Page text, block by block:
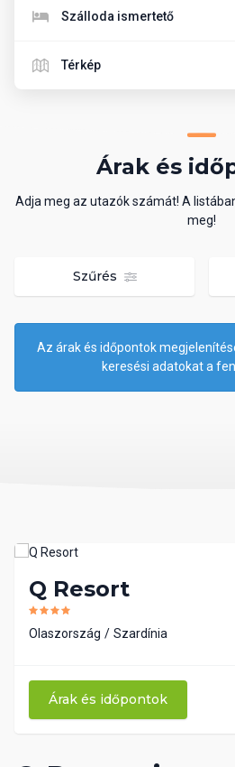
Szálloda ismertető
Térkép
Árak és
Adja meg az utazók számát! A
meg!
Szűrés
Az árak és időpontok
keresési adatokat a
Q Resort
Olaszország Szardínia
Árak és időpontok